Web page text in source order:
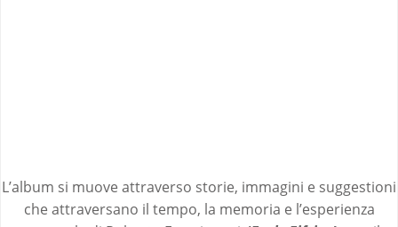
L’album si muove attraverso storie, immagini e suggestioni
che attraversano il tempo, la memoria e l’esperienza